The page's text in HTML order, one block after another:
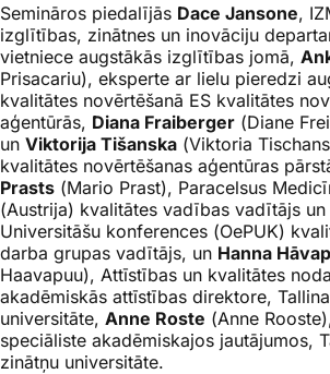
Semināros piedalījās Dace Jansone,
izglītības, zinātnes un inovāciju
vietniece augstākās izglītības jomā,
Prisacariu), eksperte ar lielu pieredzi
kvalitātes novērtēšanā ES kvalitātes
aģentūrās, Diana Fraiberger (Diane
un Viktorija Tišanska (Viktoria
kvalitātes novērtēšanas aģentūras
Prasts (Mario Prast), Paracelsus
(Austrija) kvalitātes vadības vadītājs un
Universitāšu konferences (OePUK)
darba grupas vadītājs, un Hanna
Haavapuu), Attīstības un kvalitātes
akadēmiskās attīstības direktore,
universitāte, Anne Roste (Anne Rooste
speciāliste akadēmiskajos jautājumos,
zinātņu universitāte.